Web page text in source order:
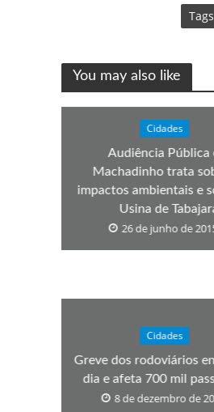
Tags
You may also like
Cidades
Audiência Pública
Machadinho trata
impactos ambientais e
Usina de
26 de junho de
Cidades
Greve dos rodoviários
dia e afeta 700 mil
8 de dezembro de